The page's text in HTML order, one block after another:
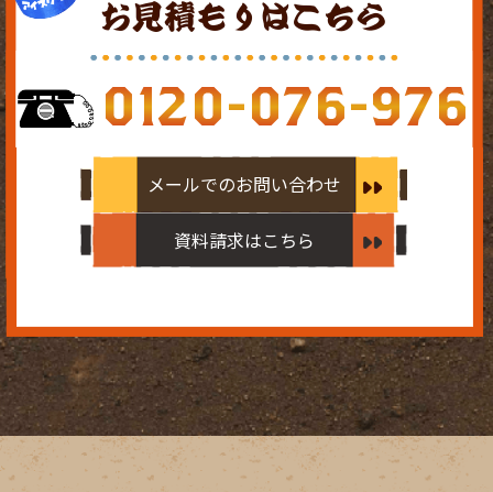
お見積もりはこちら
0120-076-976
メールでのお問い合わせ
資料請求はこちら